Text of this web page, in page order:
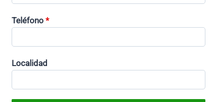
Teléfono *
Localidad